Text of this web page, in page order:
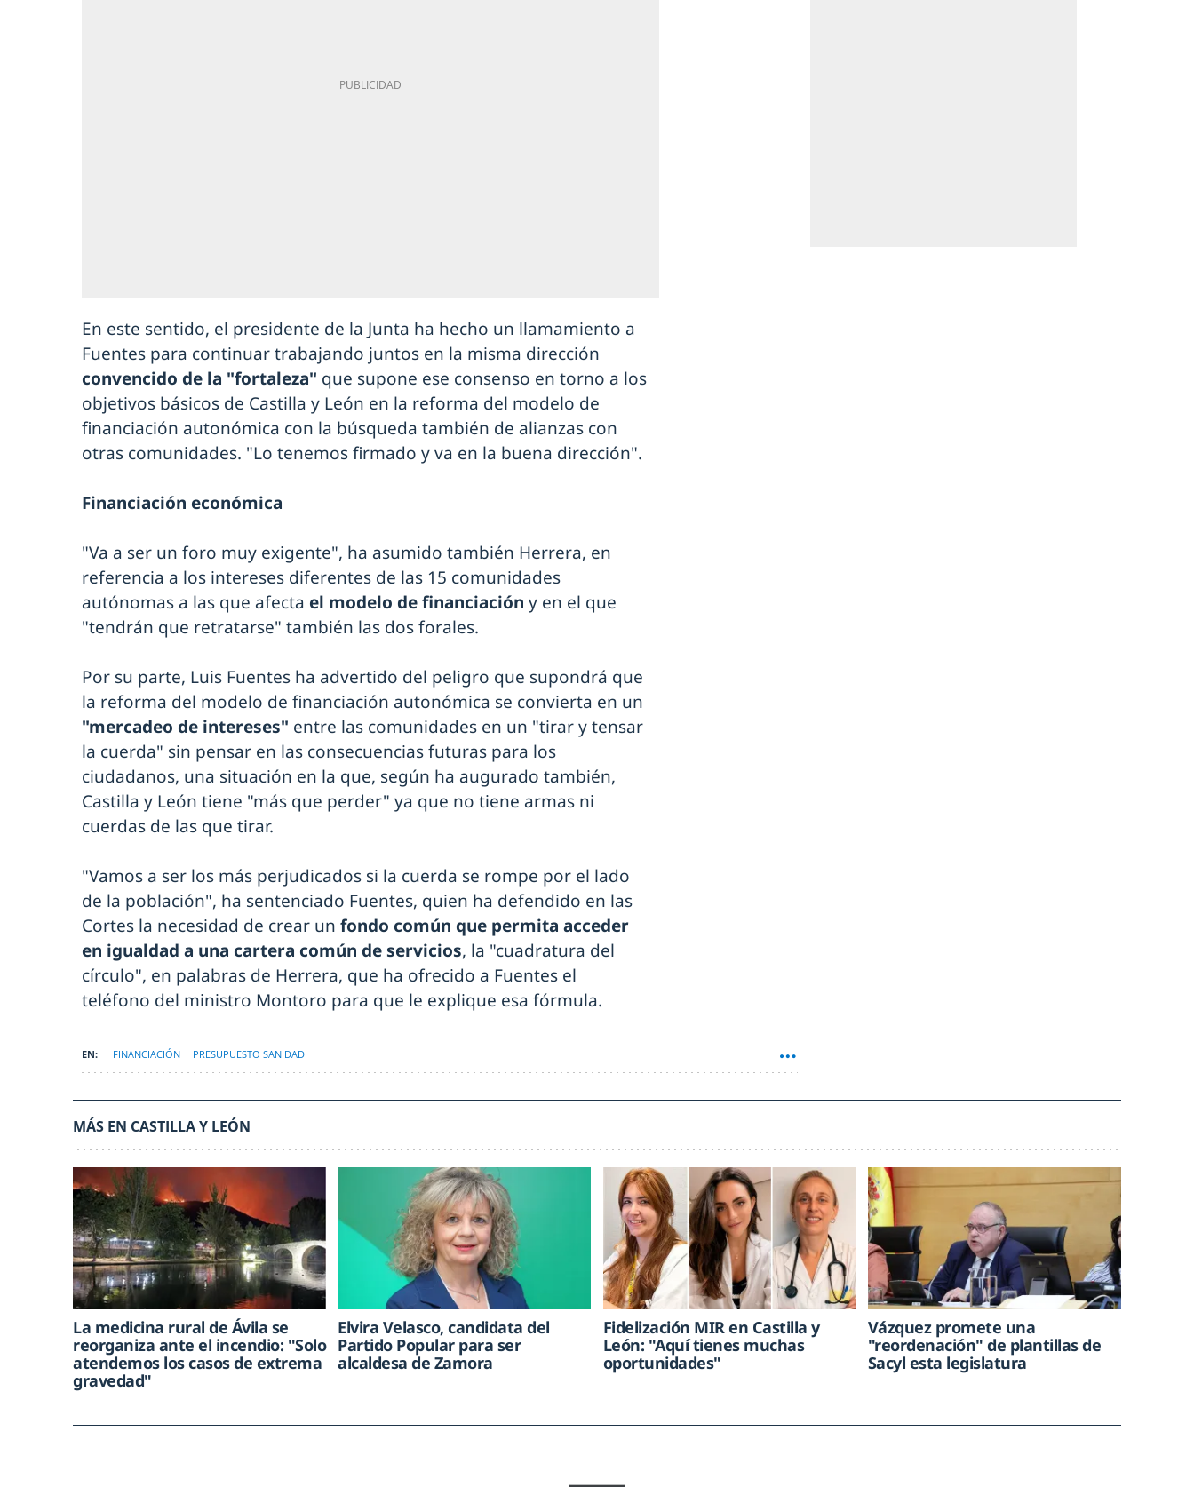
En este sentido, el presidente de la Junta ha hecho un llamamiento a
Fuentes para continuar trabajando juntos en la misma dirección
convencido de la "fortaleza" que supone ese consenso en torno a los
objetivos básicos de Castilla y León en la reforma del modelo de
financiación autonómica con la búsqueda también de alianzas con
otras comunidades. "Lo tenemos firmado y va en la buena dirección".
Financiación económica
"Va a ser un foro muy exigente", ha asumido también Herrera, en
referencia a los intereses diferentes de las 15 comunidades
autónomas a las que afecta el modelo de financiación y en el que
"tendrán que retratarse" también las dos forales.
Por su parte, Luis Fuentes ha advertido del peligro que supondrá que
la reforma del modelo de financiación autonómica se convierta en un
"mercadeo de intereses" entre las comunidades en un "tirar y tensar
la cuerda" sin pensar en las consecuencias futuras para los
ciudadanos, una situación en la que, según ha augurado también,
Castilla y León tiene "más que perder" ya que no tiene armas ni
cuerdas de las que tirar.
"Vamos a ser los más perjudicados si la cuerda se rompe por el lado
de la población", ha sentenciado Fuentes, quien ha defendido en las
Cortes la necesidad de crear un fondo común que permita acceder
en igualdad a una cartera común de servicios, la "cuadratura del
círculo", en palabras de Herrera, que ha ofrecido a Fuentes el
teléfono del ministro Montoro para que le explique esa fórmula.
FINANCIACIÓN PRESUPUESTO SANIDAD
MÁS EN CASTILLA Y LEÓN
La medicina rural de Ávila se
reorganiza ante el incendio: "Solo
atendemos los casos de extrema
gravedad"
Elvira Velasco, candidata del
Partido Popular para ser
alcaldesa de Zamora
Fidelización MIR en Castilla y
León: "Aquí tienes muchas
oportunidades"
Vázquez promete una
"reordenación" de plantillas de
Sacyl esta legislatura